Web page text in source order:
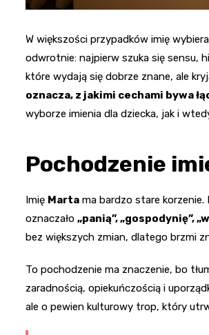
W większości przypadków imię
odwrotnie: najpierw szuka się sensu,
które wydają się dobrze znane, ale
oznacza, z jakimi cechami bywa
wyborze imienia dla dziecka, jak i
Pochodzenie
Imię Marta ma bardzo stare
oznaczało „panią”, „gospodynię”,
bez większych zmian, dlatego brzmi
To pochodzenie ma znaczenie, bo
zaradnością, opiekuńczością i
ale o pewien kulturowy trop, który